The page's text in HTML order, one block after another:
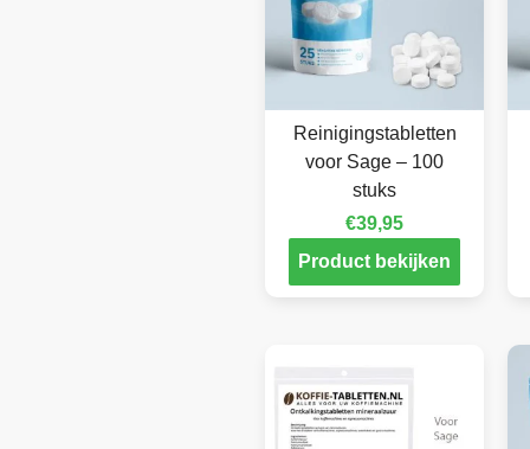
Reinigingstabletten
voor Sage – 100
stuks
€39,95
Product bekijken